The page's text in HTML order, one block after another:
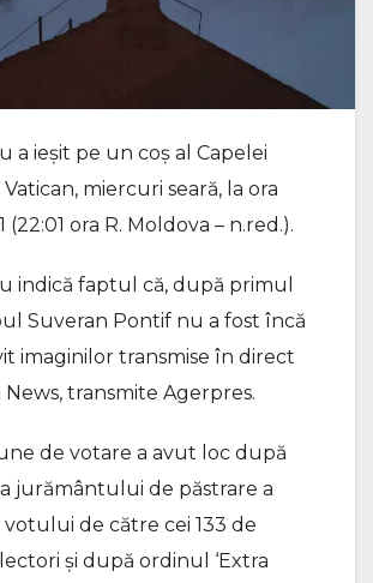
a ieșit pe un coș al Capelei
miercuri seară, la ora
(22:01 ora R. Moldova – n.red.).
indică faptul că, după primul
Suveran Pontif nu a fost încă
imaginilor transmise în direct
News, transmite Agerpres.
de votare a avut loc după
jurământului de păstrare a
de către cei 133 de
și după ordinul ‘Extra